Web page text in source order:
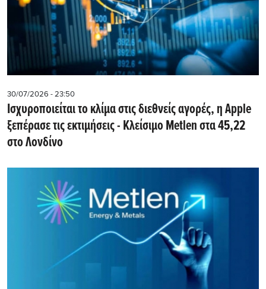
30/07/2026 - 23:50
Iσχυροποιείται το κλίμα στις διεθνείς αγορές, η Apple
ξεπέρασε τις εκτιμήσεις - Kλείσιμο Metlen στα 45,22
στο Λονδίνο